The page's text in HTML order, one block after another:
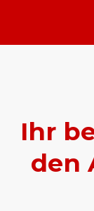
Ihr
den